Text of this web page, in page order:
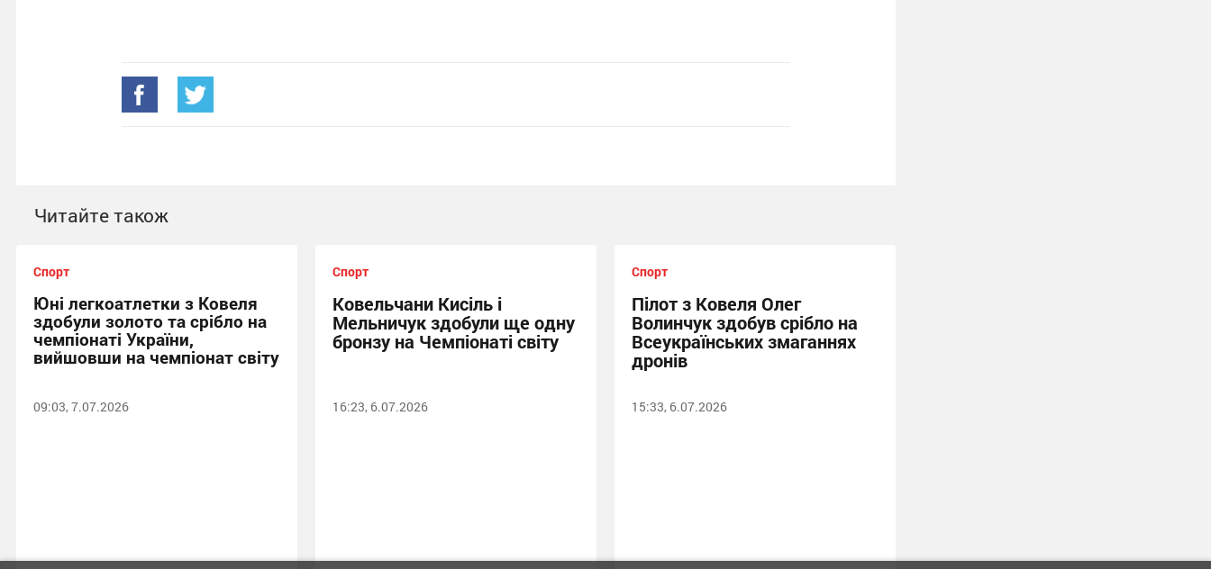
Читайте також
Спорт
Юні легкоатлетки з Ковеля
здобули золото та срібло на
чемпіонаті України,
вийшовши на чемпіонат світу
09:03, 7.07.2026
Спорт
Ковельчани Кисіль і
Мельничук здобули ще одну
бронзу на Чемпіонаті світу
16:23, 6.07.2026
Спорт
Пілот з Ковеля Олег
Волинчук здобув срібло на
Всеукраїнських змаганнях
дронів
15:33, 6.07.2026